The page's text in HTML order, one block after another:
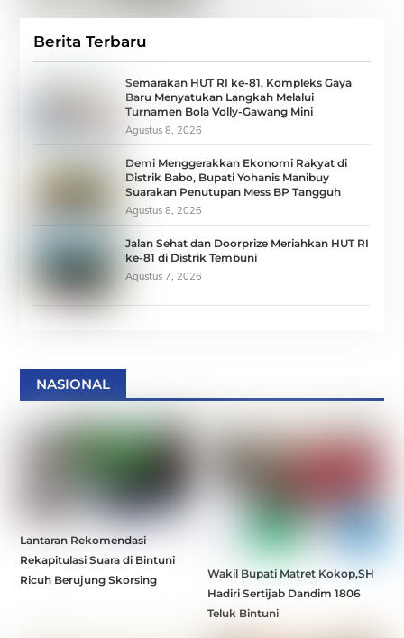
Berita Terbaru
Semarakan HUT RI ke-81, Kompleks Gaya
Baru Menyatukan Langkah Melalui
Turnamen Bola Volly-Gawang Mini
Agustus 8, 2026
Demi Menggerakkan Ekonomi Rakyat di
Distrik Babo, Bupati Yohanis Manibuy
Suarakan Penutupan Mess BP Tangguh
Agustus 8, 2026
Jalan Sehat dan Doorprize Meriahkan HUT RI
ke-81 di Distrik Tembuni
Agustus 7, 2026
NASIONAL
Lantaran Rekomendasi
Rekapitulasi Suara di Bintuni
Ricuh Berujung Skorsing
Wakil Bupati Matret Kokop,SH
Hadiri Sertijab Dandim 1806
Teluk Bintuni